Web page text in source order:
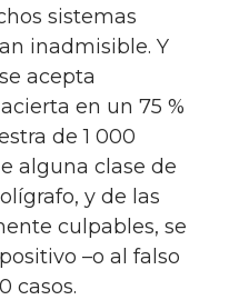
sistemas
inadmisible. Y
acepta
en un 75 %
de 1 000
alguna clase de
y de las
culpables, se
–o al falso
casos.